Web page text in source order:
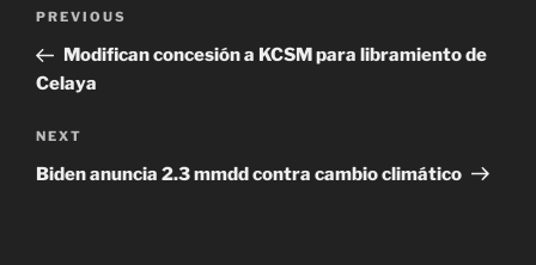
Previous
Post
PREVIOUS
Modifican concesión a KCSM para libramiento de
Celaya
Next
Post
NEXT
Biden anuncia 2.3 mmdd contra cambio climático